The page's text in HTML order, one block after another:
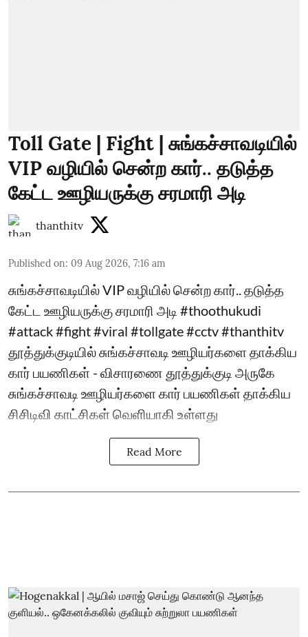
Toll Gate | Fight | சுங்கச்சாவடியில்
VIP வழியில் சென்ற கார்.. தடுத்த
கேட்ட ஊழியருக்கு சரமாரி அடி
thanthitv
Published on: 09 Aug 2026, 7:16 am
சுங்கச்சாவடியில் VIP வழியில் சென்ற கார்.. தடுத்த
கேட்ட ஊழியருக்கு சரமாரி அடி #thoothukudi
#attack #fight #viral #tollgate #cctv #thanthitv
தூத்துக்குடியில் சுங்கச்சாவடி ஊழியர்களை தாக்கிய
கார் பயணிகள் - விசாரணை தூத்துக்குடி அருகே
சுங்கச்சாவடி ஊழியர்களை கார் பயணிகள் தாக்கிய
சிசிடிவி காட்சிகள் வெளியாகி உள்ளது
Read More